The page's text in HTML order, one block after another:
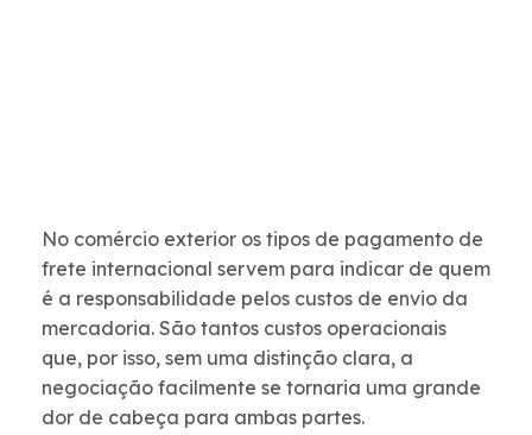
No comércio exterior os tipos de pagamento de
frete internacional servem para indicar de quem
é a responsabilidade pelos custos de envio da
mercadoria. São tantos custos operacionais
que, por isso, sem uma distinção clara, a
negociação facilmente se tornaria uma grande
dor de cabeça para ambas partes.